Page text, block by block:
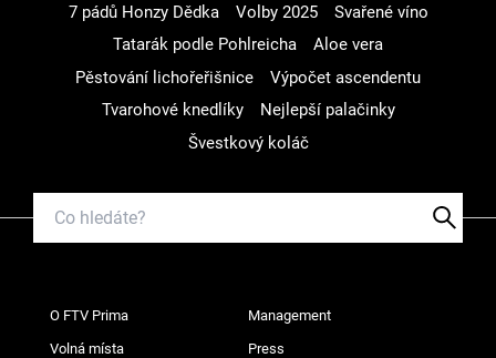
7 pádů Honzy Dědka
Volby 2025
Svařené víno
Tatarák podle Pohlreicha
Aloe vera
Pěstování lichořeřišnice
Výpočet ascendentu
Tvarohové knedlíky
Nejlepší palačinky
Švestkový koláč
O FTV Prima Management
Volná místa Press